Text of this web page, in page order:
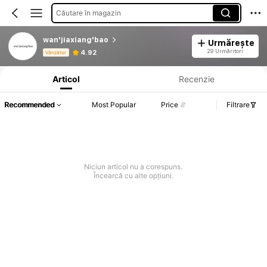
Căutare în magazin
wan'jiaxiang'bao
Vânzător 4.92
Urmărește
29 Urmăritori
Informații despre produs: Divulgarea prețului, detalii privind vânzările și stocul.
Articol Recenzie
Recommended Most Popular Price Filtrare
Niciun articol nu a corespuns.
Încearcă cu alte opțiuni.